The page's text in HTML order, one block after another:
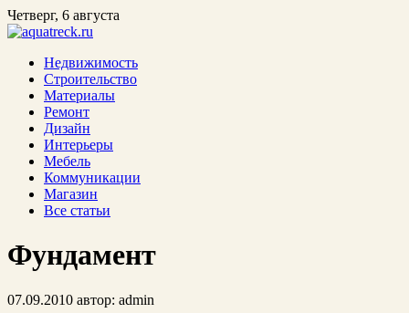
Четверг, 6 августа
Недвижимость
Строительство
Материалы
Ремонт
Дизайн
Интерьеры
Мебель
Коммуникации
Магазин
Все статьи
Фундамент
07.09.2010 автор: admin